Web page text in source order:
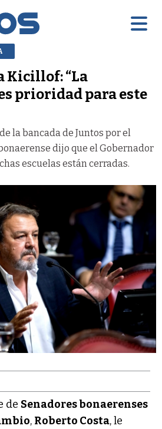
Kicillof: “La
prioridad para este
la bancada de Juntos por el
dijo que el Gobernador
escuelas están cerradas.
de Senadores bonaerenses
, Roberto Costa, le